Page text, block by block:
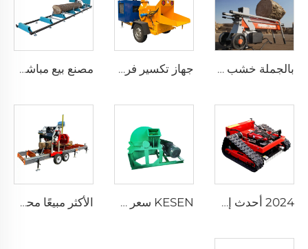
بالجملة خشب شجرة التقطيع العمودي ترactor شجرة التقطيع معالجة الحطب آلة التقطيع جهاز تكسير فروع الأشجار الخشبية عالية الجودة للحدائق يعمل بالديزل مع آلة تقطيع وتدمير الأخشاب وسحق الأخشاب مصنع بيع مباشر لشركة كيسن بقطر 36 بوصة، منشار أفقية محمولة تعمل تلقائيًا مع مقطورة
2024 أحدث إصدار توصيل سريع رخيص المower الموجه عن بعد الكهربائي والديزل KESEN سعر مصنع سحق سريع محطم بشاشات مختلفة فم مربع قطر كبير محطم الخشب لنشارة الخشب الأكثر مبيعًا محرك البنزين 26 بوصة مناشير متعددة الألواح للخشب آلة غابات محمولة لتجزئة منشار شريط آلات المنشار